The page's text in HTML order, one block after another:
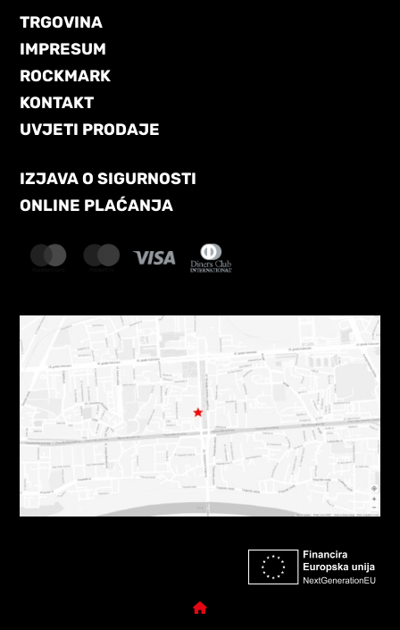
TRGOVINA
IMPRESUM
ROCKMARK
KONTAKT
UVJETI PRODAJE
IZJAVA O SIGURNOSTI
ONLINE PLAĆANJA